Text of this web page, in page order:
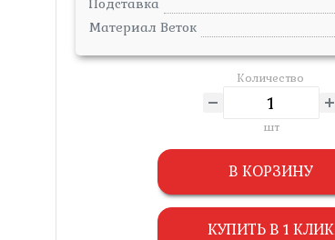
Подставка
Материал Веток
Количество
шт
В КОРЗИНУ
КУПИТЬ В 1 КЛИК